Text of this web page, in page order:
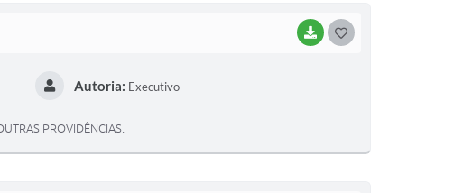
BAIXAR
Autoria: Executivo
PROVIDÊNCIAS.